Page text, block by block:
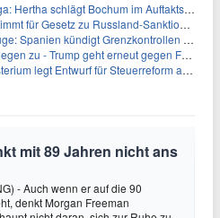
Hertha schlägt Bochum im Auftaktspiel
für Gesetz zu Russland-Sanktionen
Spanien kündigt Grenzkontrollen zu Italien an
- Trump geht erneut gegen Fed-Gouverneurin vor
legt Entwurf für Steuerreform ab 2027 vor
mit 89 Jahren nicht ans
- Auch wenn er auf die 90
denkt Morgan Freeman